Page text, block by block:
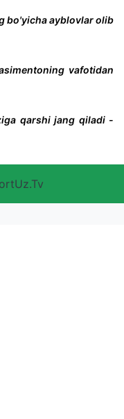
bo'yicha ayblovlar olib
vafotidan
qarshi jang qiladi -